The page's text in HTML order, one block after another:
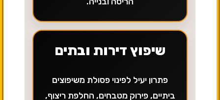
שיפוץ דירות ובתים
פתרון יעיל לפינוי פסולת משיפוצים
ביתיים, פירוק מטבחים, החלפת ריצוף,